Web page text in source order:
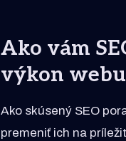
Ako vám
výkon webu
Ako skúsený SEO
premeniť ich na